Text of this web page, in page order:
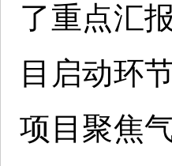
了重点汇
目启动环
项目聚焦